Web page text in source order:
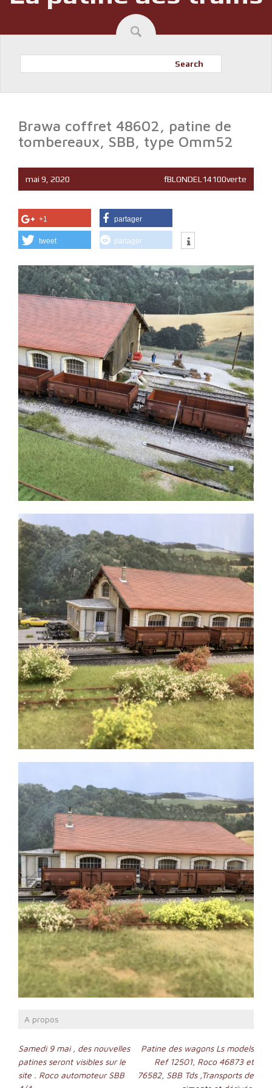
Search
Brawa coffret 48602, patine de
tombereaux, SBB, type Omm52
mai 9, 2020 fBLONDEL14100verte
+1 partager
tweet partager
A propos
Navigation
de
Samedi 9 mai , des nouvelles
patines seront visibles sur le
site . Roco automoteur SBB
Patine des wagons Ls models
Ref 12501, Roco 46873 et
76582, SBB Tds ,Transports de